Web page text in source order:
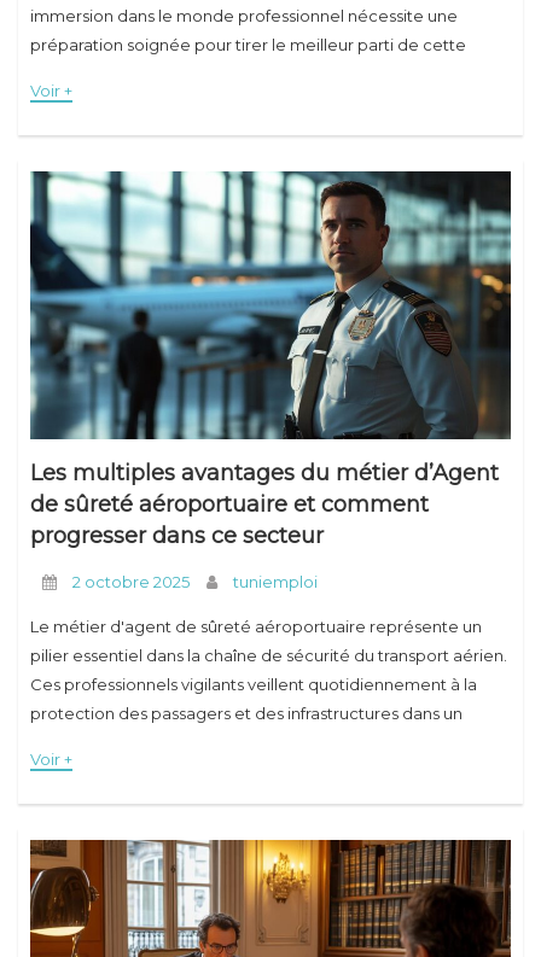
immersion dans le monde professionnel nécessite une
préparation soignée pour tirer le meilleur parti de cette
Voir +
Les multiples avantages du métier d’Agent
de sûreté aéroportuaire et comment
progresser dans ce secteur
2 octobre 2025 tuniemploi
Le métier d'agent de sûreté aéroportuaire représente un
pilier essentiel dans la chaîne de sécurité du transport aérien.
Ces professionnels vigilants veillent quotidiennement à la
protection des passagers et des infrastructures dans un
Voir +